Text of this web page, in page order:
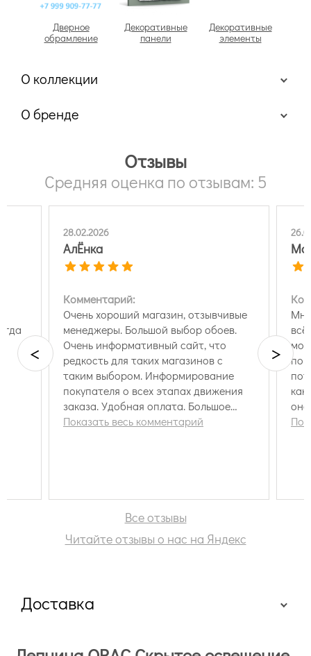
Дверное
обрамление
Декоративные
панели
Декоративные
элементы
О коллекции
О бренде
Отзывы
Средняя оценка по отзывам: 5
28.02.2026
АлЁнка
Комментарий:
Очень хороший магазин, отзывчивые
менеджеры. Большой выбор обоев.
Очень информативный сайт, что
редкость для таких магазинов с
таким выбором. Информирование
покупателя о всех этапах движения
заказа. Удобная оплата. Большое
спасибо менеджеру Бутук Наталье за
Показать весь комментарий
в
< >
Все отзывы
Читайте отзывы о нас на Яндекс
Доставка